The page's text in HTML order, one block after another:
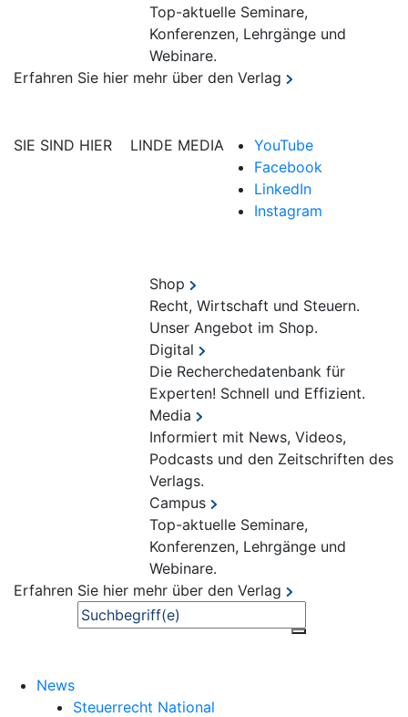
Top-aktuelle Seminare,
Konferenzen, Lehrgänge und
Webinare.
Erfahren Sie hier mehr über den Verlag
SIE SIND HIER LINDE MEDIA
YouTube
Facebook
LinkedIn
Instagram
Shop
Recht, Wirtschaft und Steuern.
Unser Angebot im Shop.
Digital
Die Recherchedatenbank für
Experten! Schnell und Effizient.
Media
Informiert mit News, Videos,
Podcasts und den Zeitschriften des
Verlags.
Campus
Top-aktuelle Seminare,
Konferenzen, Lehrgänge und
Webinare.
Erfahren Sie hier mehr über den Verlag
Suche
News
Steuerrecht National